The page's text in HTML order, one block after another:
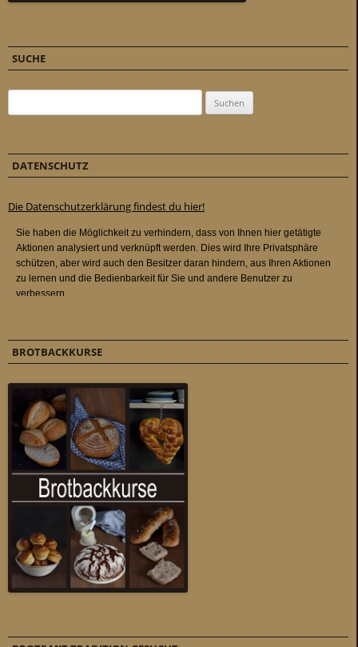
SUCHE
DATENSCHUTZ
Die Datenschutzerklärung findest du hier!
BROTBACKKURSE